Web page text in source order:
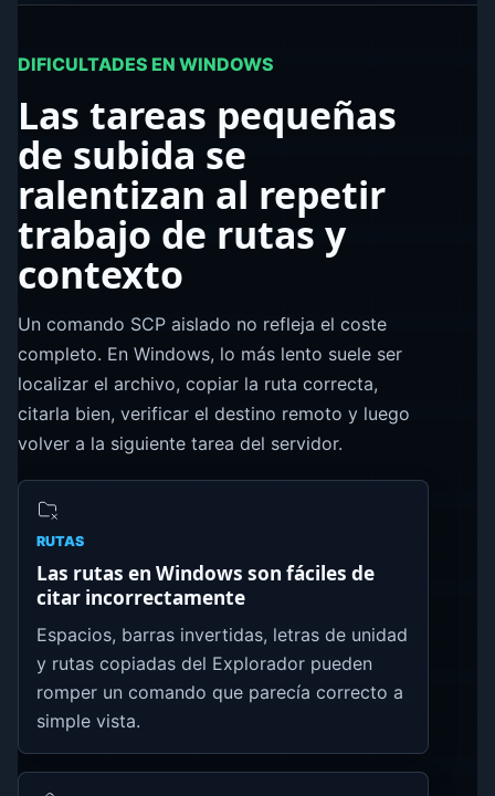
DIFICULTADES EN WINDOWS
Las tareas pequeñas
de subida se
ralentizan al repetir
trabajo de rutas y
contexto
Un comando SCP aislado no refleja el coste
completo. En Windows, lo más lento suele ser
localizar el archivo, copiar la ruta correcta,
citarla bien, verificar el destino remoto y luego
volver a la siguiente tarea del servidor.
RUTAS
Las rutas en Windows son fáciles de
citar incorrectamente
Espacios, barras invertidas, letras de unidad
y rutas copiadas del Explorador pueden
romper un comando que parecía correcto a
simple vista.